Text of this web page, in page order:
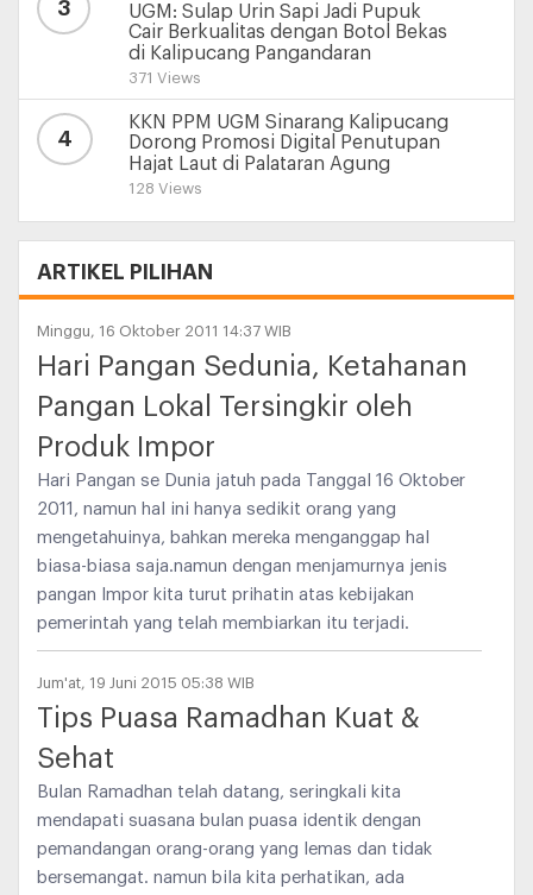
3
UGM: Sulap Urin Sapi Jadi Pupuk
Cair Berkualitas dengan Botol Bekas
di Kalipucang Pangandaran
371 Views
4
KKN PPM UGM Sinarang Kalipucang
Dorong Promosi Digital Penutupan
Hajat Laut di Palataran Agung
128 Views
ARTIKEL PILIHAN
Minggu, 16 Oktober 2011 14:37 WIB
Hari Pangan Sedunia, Ketahanan
Pangan Lokal Tersingkir oleh
Produk Impor
Hari Pangan se Dunia jatuh pada Tanggal 16 Oktober
2011, namun hal ini hanya sedikit orang yang
mengetahuinya, bahkan mereka menganggap hal
biasa-biasa saja.namun dengan menjamurnya jenis
pangan Impor kita turut prihatin atas kebijakan
pemerintah yang telah membiarkan itu terjadi.
Jum'at, 19 Juni 2015 05:38 WIB
Tips Puasa Ramadhan Kuat &
Sehat
Bulan Ramadhan telah datang, seringkali kita
mendapati suasana bulan puasa identik dengan
pemandangan orang-orang yang lemas dan tidak
bersemangat. namun bila kita perhatikan, ada